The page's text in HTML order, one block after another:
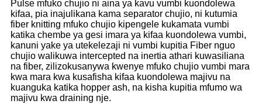
Pulse mfuko chujio ni aina ya kavu vumbi kuondolewa
kifaa, pia inajulikana kama separator chujio, ni kutumia
fiber knitting mfuko chujio kipengele kukamata vumbi
katika chembe ya gesi imara ya kifaa kuondolewa vumbi,
kanuni yake ya utekelezaji ni vumbi kupitia Fiber nguo
chujio walikuwa intercepted na inertia athari kuwasiliana
na fiber, zilizokusanywa kwenye mfuko chujio vumbi mara
kwa mara kwa kusafisha kifaa kuondolewa majivu na
kuanguka katika hopper ash, na kisha kupitia mfumo wa
majivu kwa draining nje.